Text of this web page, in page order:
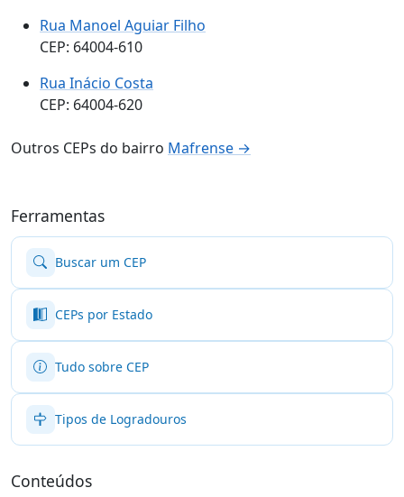
Rua Manoel Aguiar Filho
CEP: 64004-610
Rua Inácio Costa
CEP: 64004-620
Outros CEPs do bairro Mafrense →
Ferramentas
Buscar um CEP
CEPs por Estado
Tudo sobre CEP
Tipos de Logradouros
Conteúdos